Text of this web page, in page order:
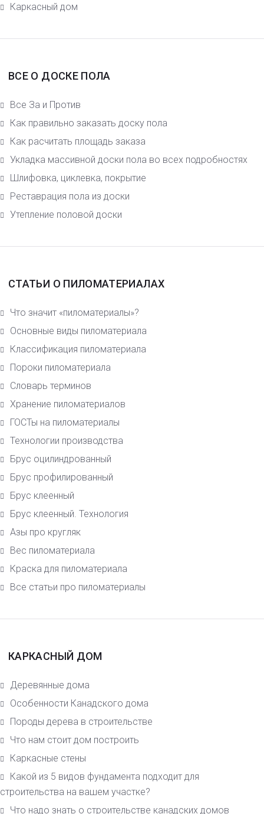
Каркасный дом
ВСЕ О ДОСКЕ ПОЛА
Все За и Против
Как правильно заказать доску пола
Как расчитать площадь заказа
Укладка массивной доски пола во всех подробностях
Шлифовка, циклевка, покрытие
Реставрация пола из доски
Утепление половой доски
СТАТЬИ О ПИЛОМАТЕРИАЛАХ
Что значит «пиломатериалы»?
Основные виды пиломатериала
Класcификация пиломатериала
Пороки пиломатериала
Словарь терминов
Хранение пиломатериалов
ГОСТы на пиломатериалы
Технологии производства
Брус оцилиндрованный
Брус профилированный
Брус клеенный
Брус клеенный. Технология
Азы про кругляк
Вес пиломатериала
Краска для пиломатериала
Все статьи про пиломатериалы
КАРКАСНЫЙ ДОМ
Деревянные дома
Особенности Канадского дома
Породы дерева в строительстве
Что нам стоит дом построить
Каркасные стены
Какой из 5 видов фундамента подходит для
строительства на вашем участке?
Что надо знать о строительстве канадских домов